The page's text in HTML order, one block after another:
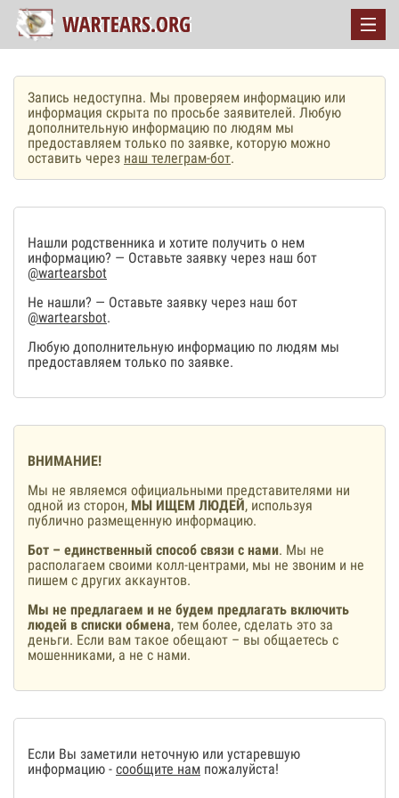
Запись недоступна. Мы проверяем информацию или
информация скрыта по просьбе заявителей. Любую
дополнительную информацию по людям мы
предоставляем только по заявке, которую можно
оставить через наш телеграм-бот.
Нашли родственника и хотите получить о нем
информацию? — Оставьте заявку через наш бот
@wartearsbot
Не нашли? — Оставьте заявку через наш бот
@wartearsbot.
Любую дополнительную информацию по людям мы
предоставляем только по заявке.
ВНИМАНИЕ!
Мы не являемся официальными представителями ни
одной из сторон, МЫ ИЩЕМ ЛЮДЕЙ, используя
публично размещенную информацию.
Бот – единственный способ связи с нами. Мы не
располагаем своими колл-центрами, мы не звоним и не
пишем с других аккаунтов.
Мы не предлагаем и не будем предлагать включить
людей в списки обмена, тем более, сделать это за
деньги. Если вам такое обещают – вы общаетесь с
мошенниками, а не с нами.
Если Вы заметили неточную или устаревшую
информацию - сообщите нам пожалуйста!